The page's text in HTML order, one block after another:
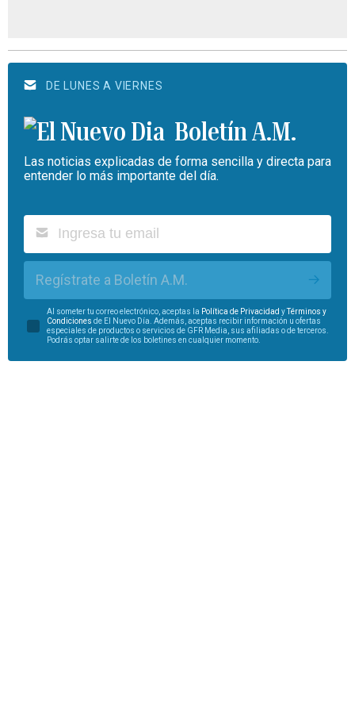
DE LUNES A VIERNES
Boletín A.M.
Las noticias explicadas de forma sencilla y directa para
entender lo más importante del día.
Regístrate a Boletín A.M.
Al someter tu correo electrónico, aceptas la Política de Privacidad yTérminos y
Condiciones de El Nuevo Día. Además, aceptas recibir información u ofertas
especiales de productos o servicios de GFR Media, sus afiliadas o de terceros.
Podrás optar salirte de los boletines en cualquier momento.